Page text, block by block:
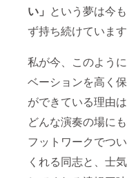
い」 という夢は今
ず持ち続けています
私が今、このよう
ベーションを高く
ができている理由は
どんな演奏の場に
フットワークでつ
くれる同志と、士